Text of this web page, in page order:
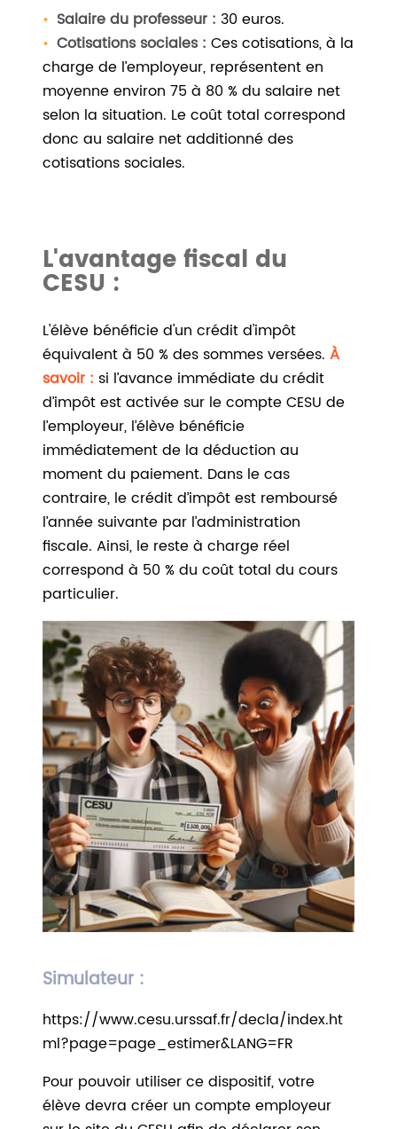
Salaire du professeur : 30 euros.
Cotisations sociales : Ces cotisations, à la
charge de l’employeur, représentent en
moyenne environ 75 à 80 % du salaire net
selon la situation. Le coût total correspond
donc au salaire net additionné des
cotisations sociales.
L'avantage fiscal du
CESU :
L'élève bénéficie d'un crédit d'impôt
équivalent à 50 % des sommes versées.À
savoir : si l’avance immédiate du crédit
d’impôt est activée sur le compte CESU de
l’employeur, l’élève bénéficie
immédiatement de la déduction au
moment du paiement. Dans le cas
contraire, le crédit d’impôt est remboursé
l’année suivante par l’administration
fiscale. Ainsi, le reste à charge réel
correspond à 50 % du coût total du cours
particulier.
Simulateur :
https://www.cesu.urssaf.fr/decla/index.ht
ml?page=page_estimer&LANG=FR
Pour pouvoir utiliser ce dispositif, votre
élève devra créer un compte employeur